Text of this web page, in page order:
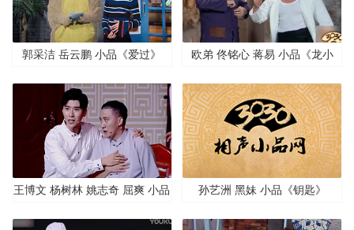
郭采洁 岳云鹏 小品《爱过》
欧弟 佟铭心 蒋易 小品《龙小
王博文 杨树林 姚志奇 屈爽 小品
孙艺洲 黑妹 小品《钥匙》